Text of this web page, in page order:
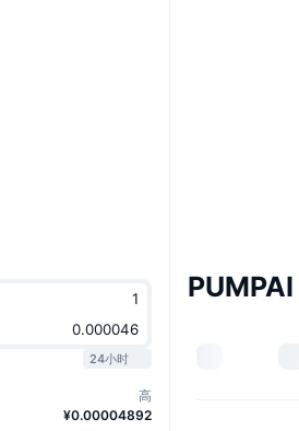
24小时
高
¥0.00004892